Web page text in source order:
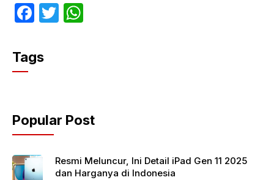
F
c
e
o
o
k
T
p
p
Tags
Popular Post
Resmi Meluncur, Ini Detail iPad Gen 11 2025
dan Harganya di Indonesia